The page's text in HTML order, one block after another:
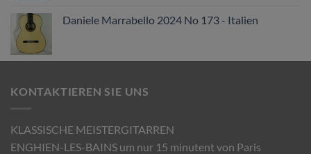
Daniele Marrabello 2024 No 173 - Italien
KONTAKTIEREN SIE UNS
KLASSISCHE MEISTERGITARREN
ENGHIEN-LES-BAINS um nur 15 minutent von Paris